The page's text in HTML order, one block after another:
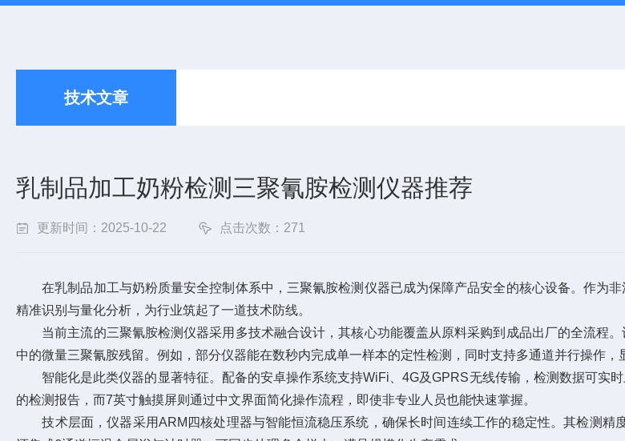
技术文章
乳制品加工奶粉检测三聚氰胺检测仪器推荐
更新时间：2025-10-22 点击次数：271
在乳制品加工与奶粉质量安全控制体系中， 三聚氰胺检测仪器已成为保障产品安全的核心设备。作为
精准识别与量化分析，为行业筑起了一道技术防线。
当前主流的三聚氰胺检测仪器采用多技术融合设计，其核心功能覆盖从原料采购到成品出厂的全流程
中的微量三聚氰胺残留。例如，部分仪器能在数秒内完成单一样本的定性检测，同时支持多通道并行操作，
智能化是此类仪器的显著特征。配备的安卓操作系统支持WiFi、4G及GPRS无线传输，检测数据可实
的检测报告，而7英寸触摸屏则通过中文界面简化操作流程，即使非专业人员也能快速掌握。
技术层面，仪器采用ARM四核处理器与智能恒流稳压系统，确保长时间连续工作的稳定性。其检测精